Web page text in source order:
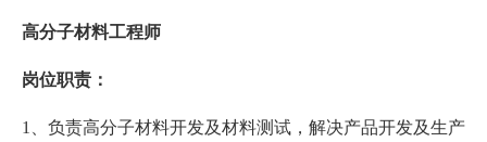
高分子材料工程师
岗位职责：
1、负责高分子材料开发及材料测试，解决产品开发及生产